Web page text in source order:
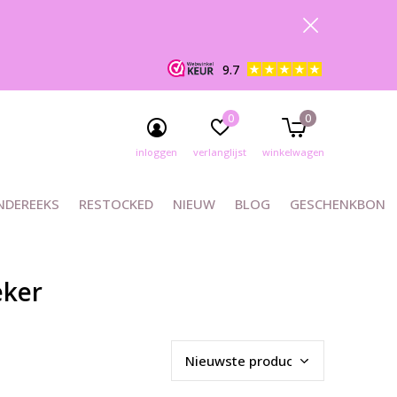
RESTOCKED NIEUW BLOG GESCHENKBON
inloggen verlanglijst
0
winkelwagen
0
9.7